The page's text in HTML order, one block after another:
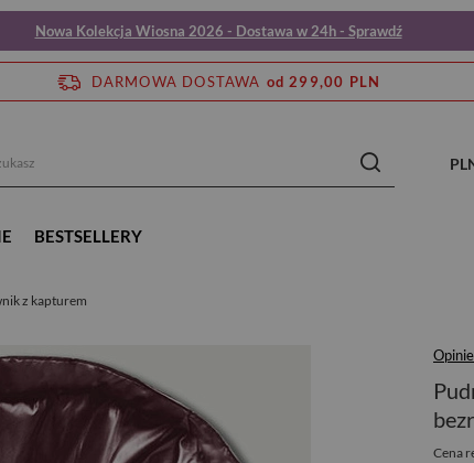
Nowa Kolekcja Wiosna 2026 - Dostawa w 24h - Sprawdź
DARMOWA DOSTAWA od 299,00 PLN
BESTSELLERY
z kapturem
Cena